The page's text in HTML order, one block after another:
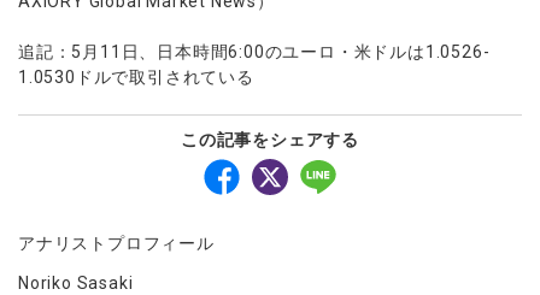
追記：5月11日、日本時間6:00のユーロ・米ドルは1.0526-
1.0530ドルで取引されている
この記事をシェアする
アナリストプロフィール
Noriko Sasaki